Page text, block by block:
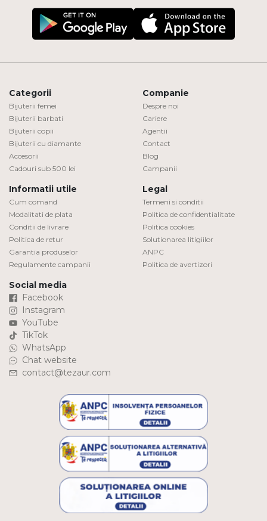
Categorii
Bijuterii femei
Bijuterii barbati
Bijuterii copii
Bijuterii cu diamante
Accesorii
Cadouri sub 500 lei
Companie
Despre noi
Cariere
Agentii
Contact
Blog
Campanii
Informatii utile
Cum comand
Modalitati de plata
Conditii de livrare
Politica de retur
Garantia produselor
Regulamente campanii
Legal
Termeni si conditii
Politica de confidentialitate
Politica cookies
Solutionarea litigiilor
ANPC
Politica de avertizori
Social media
Facebook
Instagram
YouTube
TikTok
WhatsApp
Chat website
contact@tezaur.com